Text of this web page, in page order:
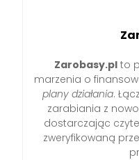
Zarobasy.pl to
marzenia o
plany działania.
zarabiania z
dostarczając
zweryfikowaną